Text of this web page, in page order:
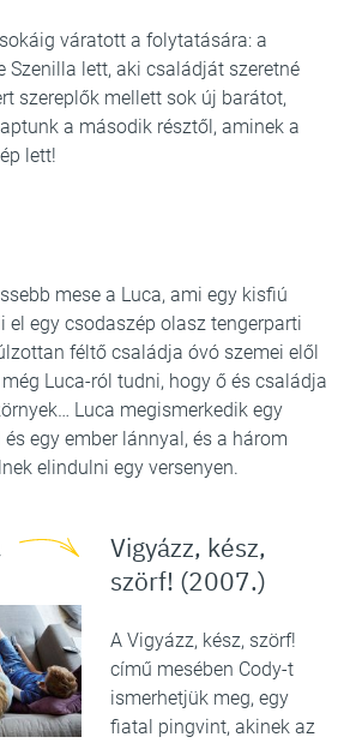
váratott a folytatására: a
Szenilla lett, aki családját szeretné
szereplők mellett sok új barátot,
a második résztől, aminek a
lett!
mese a Luca, ami egy kisfiú
el egy csodaszép olasz tengerparti
féltő családja óvó szemei elől
Luca-ról tudni, hogy ő és családja
Luca megismerkedik egy
egy ember lánnyal, és a három
elindulni egy versenyen.
Vigyázz, kész,
szörf! (2007.)
A Vigyázz, kész, szörf!
című mesében Cody-t
ismerhetjük meg, egy
fiatal pingvint, akinek az